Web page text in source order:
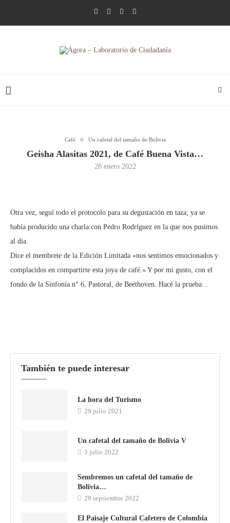
Café Un cafetal del tamaño de Bolivia
Geisha Alasitas 2021, de Café Buena Vista…
28 enero 2022
Otra vez, seguí todo el protocolo para su degustación en taza; ya se
había producido una charla con Pedro Rodríguez en la que nos pusimos
al día.
Dice el membrete de la Edición Limitada «nos sentimos emocionados y
complacidos en compartirte esta joya de café.» Y por mi gusto, con el
fondo de la Sinfonía n° 6, Pastoral, de Beethoven. Hacé la prueba…
También te puede interesar
La hora del Turismo
29 julio 2021
Un cafetal del tamaño de Bolivia V
3 julio 2022
Sembremos un cafetal del tamaño de
Bolivia…
29 septiembre 2022
El Paisaje Cultural Cafetero de Colombia